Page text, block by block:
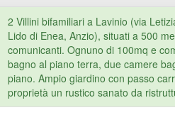
2 Villini bifamiliari a Lavinio (via
Lido di Enea, Anzio), situati a 500
comunicanti. Ognuno di 100mq e
bagno al piano terra, due camere
piano. Ampio giardino con passo
proprietà un rustico sanato da